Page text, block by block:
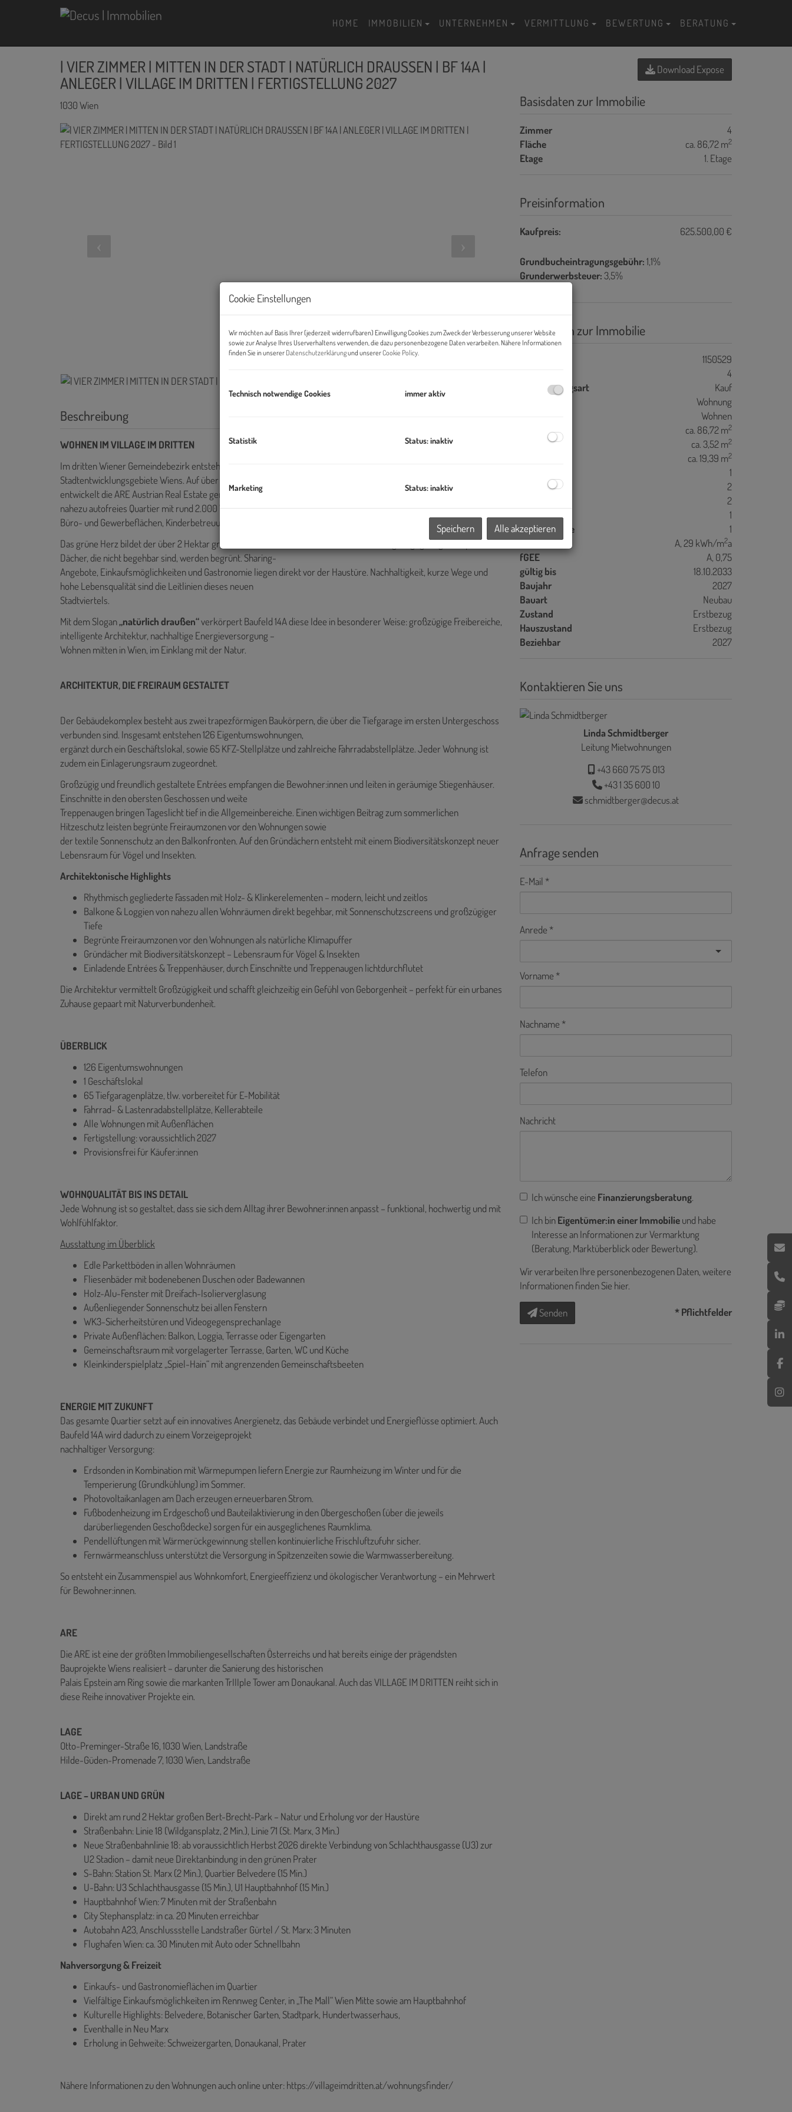
HOME IMMOBILIEN UNTERNEHMEN VERMITTLUNG BEWERTUNG BERATUNG
| VIER ZIMMER | MITTEN IN DER STADT | NATÜRLICH DRAUSSEN | BF 14A |
ANLEGER | VILLAGE IM DRITTEN | FERTIGSTELLUNG 2027
1030 Wien
Beschreibung
WOHNEN IM VILLAGE IM DRITTEN
Im dritten Wiener Gemeindebezirk entsteht mit dem VILLAGE IM DRITTEN ein neues Stück Stadt – eines der größten
Stadtentwicklungsgebiete Wiens. Auf über elf Hektar
entwickelt die ARE Austrian Real Estate gemeinsam mit der Stadt Wien und dem wohnfonds_wien ein lebendiges,
nahezu autofreies Quartier mit rund 2.000 Wohnungen,
Büro- und Gewerbeflächen, Kinderbetreuung, Bildungseinrichtungen und Nahversorgung.
Das grüne Herz bildet der über 2 Hektar große Bert-Brecht-Park – eine Oase für Erholung, Begegnung und Spiel. Alle
Dächer, die nicht begehbar sind, werden begrünt. Sharing-
Angebote, Einkaufsmöglichkeiten und Gastronomie liegen direkt vor der Haustüre. Nachhaltigkeit, kurze Wege und
hohe Lebensqualität sind die Leitlinien dieses neuen
Stadtviertels.
Mit dem Slogan„natürlich draußen“verkörpert Baufeld 14A diese Idee in besonderer Weise: großzügige Freibereiche,
intelligente Architektur, nachhaltige Energieversorgung –
Wohnen mitten in Wien, im Einklang mit der Natur.
ARCHITEKTUR, DIE FREIRAUM GESTALTET
Der Gebäudekomplex besteht aus zwei trapezförmigen Baukörpern, die über die Tiefgarage im ersten Untergeschoss
verbunden sind. Insgesamt entstehen 126 Eigentumswohnungen,
ergänzt durch ein Geschäftslokal, sowie 65 KFZ-Stellplätze und zahlreiche Fahrradabstellplätze. Jeder Wohnung ist
zudem ein Einlagerungsraum zugeordnet.
Großzügig und freundlich gestaltete Entrées empfangen die Bewohner:innen und leiten in geräumige Stiegenhäuser.
Einschnitte in den obersten Geschossen und weite
Treppenaugen bringen Tageslicht tief in die Allgemeinbereiche. Einen wichtigen Beitrag zum sommerlichen
Hitzeschutz leisten begrünte Freiraumzonen vor den Wohnungen sowie
der textile Sonnenschutz an den Balkonfronten. Auf den Gründächern entsteht mit einem Biodiversitätskonzept neuer
Lebensraum für Vögel und Insekten.
Architektonische Highlights
Rhythmisch gegliederte Fassaden mit Holz- & Klinkerelementen – modern, leicht und zeitlos
Balkone & Loggien von nahezu allen Wohnräumen direkt begehbar, mit Sonnenschutzscreens und großzügiger
Tiefe
Begrünte Freiraumzonen vor den Wohnungen als natürliche Klimapuffer
Gründächer mit Biodiversitätskonzept – Lebensraum für Vögel & Insekten
Einladende Entrées & Treppenhäuser, durch Einschnitte und Treppenaugen lichtdurchflutet
Die Architektur vermittelt Großzügigkeit und schafft gleichzeitig ein Gefühl von Geborgenheit – perfekt für ein urbanes
Zuhause gepaart mit Naturverbundenheit.
ÜBERBLICK
126 Eigentumswohnungen
1 Geschäftslokal
65 Tiefgaragenplätze, tlw. vorbereitet für E-Mobilität
Fahrrad- & Lastenradabstellplätze, Kellerabteile
Alle Wohnungen mit Außenflächen
Fertigstellung: voraussichtlich 2027
Provisionsfrei für Käufer:innen
WOHNQUALITÄT BIS INS DETAIL
Jede Wohnung ist so gestaltet, dass sie sich dem Alltag ihrer Bewohner:innen anpasst – funktional, hochwertig und mit
Wohlfühlfaktor.
Ausstattung im Überblick
Edle Parkettböden in allen Wohnräumen
Fliesenbäder mit bodenebenen Duschen oder Badewannen
Holz-Alu-Fenster mit Dreifach-Isolierverglasung
Außenliegender Sonnenschutz bei allen Fenstern
WK3-Sicherheitstüren und Videogegensprechanlage
Private Außenflächen: Balkon, Loggia, Terrasse oder Eigengarten
Gemeinschaftsraum mit vorgelagerter Terrasse, Garten, WC und Küche
Kleinkinderspielplatz „Spiel-Hain“ mit angrenzenden Gemeinschaftsbeeten
ENERGIE MIT ZUKUNFT
Das gesamte Quartier setzt auf ein innovatives Anergienetz, das Gebäude verbindet und Energieflüsse optimiert. Auch
Baufeld 14A wird dadurch zu einem Vorzeigeprojekt
nachhaltiger Versorgung:
Erdsonden in Kombination mit Wärmepumpen liefern Energie zur Raumheizung im Winter und für die
Temperierung (Grundkühlung) im Sommer.
Photovoltaikanlagen am Dach erzeugen erneuerbaren Strom.
Fußbodenheizung im Erdgeschoß und Bauteilaktivierung in den Obergeschoßen (über die jeweils
darüberliegenden Geschoßdecke) sorgen für ein ausgeglichenes Raumklima.
Pendellüftungen mit Wärmerückgewinnung stellen kontinuierliche Frischluftzufuhr sicher.
Fernwärmeanschluss unterstützt die Versorgung in Spitzenzeiten sowie die Warmwasserbereitung.
So entsteht ein Zusammenspiel aus Wohnkomfort, Energieeffizienz und ökologischer Verantwortung – ein Mehrwert
für Bewohner:innen.
ARE
Die ARE ist eine der größten Immobiliengesellschaften Österreichs und hat bereits einige der prägendsten
Bauprojekte Wiens realisiert – darunter die Sanierung des historischen
Palais Epstein am Ring sowie die markanten TrIIIple Tower am Donaukanal. Auch das VILLAGE IM DRITTEN reiht sich in
diese Reihe innovativer Projekte ein.
LAGE
Otto-Preminger-Straße 16, 1030 Wien, Landstraße
Hilde-Güden-Promenade 7, 1030 Wien, Landstraße
LAGE – URBAN UND GRÜN
Direkt am rund 2 Hektar großen Bert-Brecht-Park – Natur und Erholung vor der Haustüre
Straßenbahn: Linie 18 (Wildgansplatz, 2 Min.), Linie 71 (St. Marx, 3 Min.)
Neue Straßenbahnlinie 18: ab voraussichtlich Herbst 2026 direkte Verbindung von Schlachthausgasse (U3) zur
U2 Stadion – damit neue Direktanbindung in den grünen Prater
S-Bahn: Station St. Marx (2 Min.), Quartier Belvedere (15 Min.)
U-Bahn: U3 Schlachthausgasse (15 Min.), U1 Hauptbahnhof (15 Min.)
Hauptbahnhof Wien: 7 Minuten mit der Straßenbahn
City Stephansplatz: in ca. 20 Minuten erreichbar
Autobahn A23, Anschlussstelle Landstraßer Gürtel / St. Marx: 3 Minuten
Flughafen Wien: ca. 30 Minuten mit Auto oder Schnellbahn
Nahversorgung & Freizeit
Einkaufs- und Gastronomieflächen im Quartier
Vielfältige Einkaufsmöglichkeiten im Rennweg Center, in „The Mall“ Wien Mitte sowie am Hauptbahnhof
Kulturelle Highlights: Belvedere, Botanischer Garten, Stadtpark, Hundertwasserhaus,
Eventhalle in Neu Marx
Erholung in Gehweite: Schweizergarten, Donaukanal, Prater
Nähere Informationen zu den Wohnungen auch online unter:https://villageimdritten.at/wohnungsfinder/
Download Expose
Basisdaten zur Immobilie
Zimmer
4
Fläche
ca. 86,72 m2
Etage 1. Etage
Preisinformation
Kaufpreis: 625.500,00 €
Grundbucheintragungsgebühr:1,1%
Grunderwerbsteuer:3,5%
Basisdaten zur Immobilie
1150529
4
Vermarktungsart
Kauf
Wohnung
Wohnen
Wohnfläche
ca. 86,72 m2
Kellerfläche ca. 3,52 m2
ca. 19,39 m2
1
2
2
Keller
1
Abstellräume
1
HWB
A, 29 kWh/m2a
fGEE
A, 0,75
gültig bis
18.10.2033
Baujahr
2027
Bauart
Neubau
Zustand
Erstbezug
Hauszustand
Erstbezug
Beziehbar
2027
Kontaktieren Sie uns
Linda Schmidtberger
Leitung Mietwohnungen
+43 660 75 75 013
+43 1 35 600 10
schmidtberger@decus.at
Anfrage senden
E-Mail
Anrede
Vorname
Nachname
Telefon
Nachricht
Ich wünsche eine Finanzierungsberatung.
Ich binEigentümer:in einer Immobilieund habe
Interesse an Informationen zur Vermarktung
(Beratung, Marktüberblick oder Bewertung).
Wir verarbeiten Ihre personenbezogenen Daten, weitere
Informationen finden Sie hier.
Senden * Pflichtfelder
Cookie Einstellungen
Wir möchten auf Basis Ihrer (jederzeit widerrufbaren) Einwilligung Cookies zum Zweck der Verbesserung unserer Website
sowie zur Analyse Ihres Userverhaltens verwenden, die dazu personenbezogene Daten verarbeiten. Nähere Informationen
finden Sie in unserer Datenschutzerklärungund unsererCookie Policy.
Technisch notwendige Cookies immer aktiv
Statistik Status: inaktiv
Marketing Status: inaktiv
Speichern Alle akzeptieren